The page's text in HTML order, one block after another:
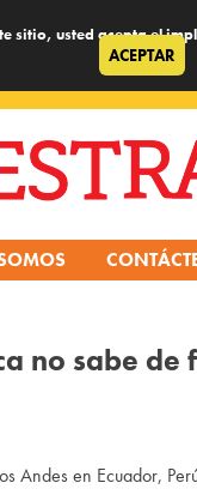
usted acepta el
ACEPTAR
no sabe de
Andes en Ecuador,